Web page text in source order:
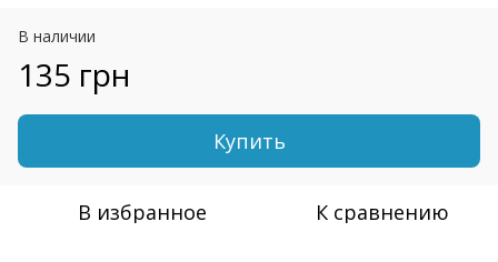
В наличии
135 грн
Купить
В избранное К сравнению